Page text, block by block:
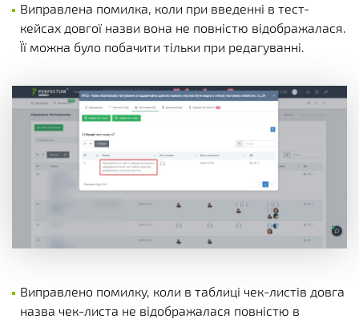
Виправлена ​​помилка, коли при введенні в тест-
кейсах довгої назви вона не повністю відображалася.
Її можна було побачити тільки при редагуванні.
Виправлено помилку, коли в таблиці чек-листів довга
назва чек-листа не відображалася повністю в